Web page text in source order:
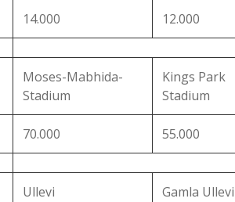
14.000 12.000
Moses-Mabhida-
Stadium
Kings Park
Stadium
70.000 55.000
Ullevi Gamla Ullevi